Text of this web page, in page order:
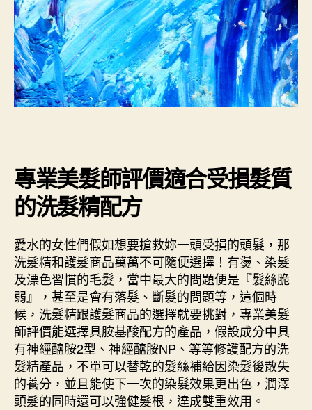
專業美髮師評價適合受損髮質
的洗髮精配方
愛水的女性們假如想要搶救妳一頭受損的頭髮，那
洗髮精和護髮商品萬萬不可隨便選擇！有燙、染髮
及漂色習慣的毛髮，當中最大的問題便是『髮絲脆
弱』，甚至是會有落髮、斷髮的問題等，這個時
候，洗髮精跟護髮商品的選擇就要挑對，專業美髮
師評價能選擇具胺基酸配方的產品，假設成分中具
有神經醯胺2型、神經醯胺NP、等等修護配方的洗
髮精產品，不單可以替乾的髮絲補給因染髮後散失
的養分，並且能使下一次的染髮效果更出色，潤澤
頭髮的同時還可以強健髮根，達成雙重效用。